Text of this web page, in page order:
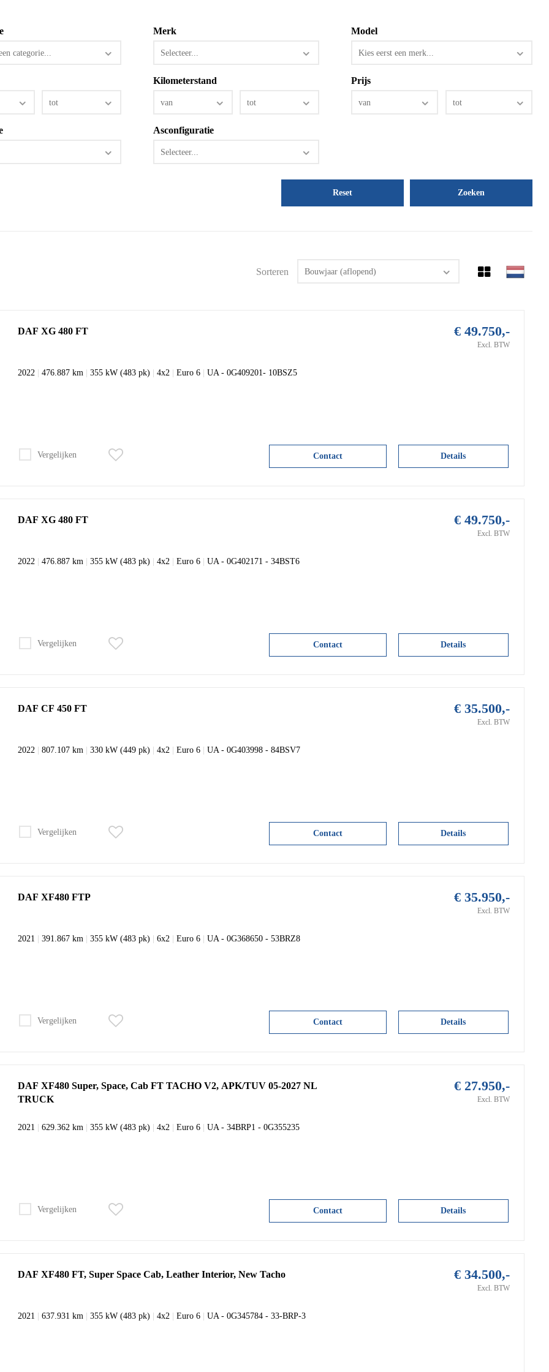
categorie...
Merk
Selecteer...
Model
Kies eerst een merk...
tot
Kilometerstand
van tot
Prijs
van tot
Asconfiguratie
Selecteer...
Reset
Sorteren Bouwjaar (aflopend)
DAF XG 480 FT
2022 |476.887 km |355 kW (483 pk) |4x2 |Euro 6 |UA - 0G409201- 10BSZ5
€ 49.750,-
Excl. BTW
Vergelijken Details
Contact
DAF XG 480 FT
2022 |476.887 km |355 kW (483 pk) |4x2 |Euro 6 |UA - 0G402171 - 34BST6
€ 49.750,-
Excl. BTW
Vergelijken Details
Contact
DAF CF 450 FT
2022 |807.107 km |330 kW (449 pk) |4x2 |Euro 6 |UA - 0G403998 - 84BSV7
€ 35.500,-
Excl. BTW
Vergelijken Details
Contact
DAF XF480 FTP
2021 |391.867 km |355 kW (483 pk) |6x2 |Euro 6 |UA - 0G368650 - 53BRZ8
€ 35.950,-
Excl. BTW
Vergelijken Details
Contact
DAF XF480 Super, Space, Cab FT TACHO V2, APK/TUV 05-2027 NL
TRUCK
2021 |629.362 km |355 kW (483 pk) |4x2 |Euro 6 |UA - 34BRP1 - 0G355235
€ 27.950,-
Excl. BTW
Vergelijken Details
Contact
DAF XF480 FT, Super Space Cab, Leather Interior, New Tacho
2021 |637.931 km |355 kW (483 pk) |4x2 |Euro 6 |UA - 0G345784 - 33-BRP-3
€ 34.500,-
Excl. BTW